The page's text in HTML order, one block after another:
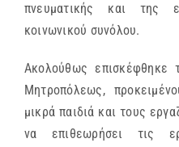
πνευματικής και της
κοινωνικού συνόλου.
Ακολούθως
Μητροπόλεως,
μικρά παιδιά και τους
να επιθεωρήσει τις